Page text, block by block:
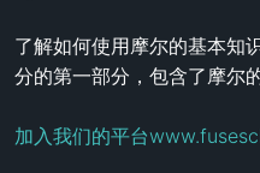
了解如何使用摩尔的基本知
分的第一部分，包含了摩尔
加入我们的平台